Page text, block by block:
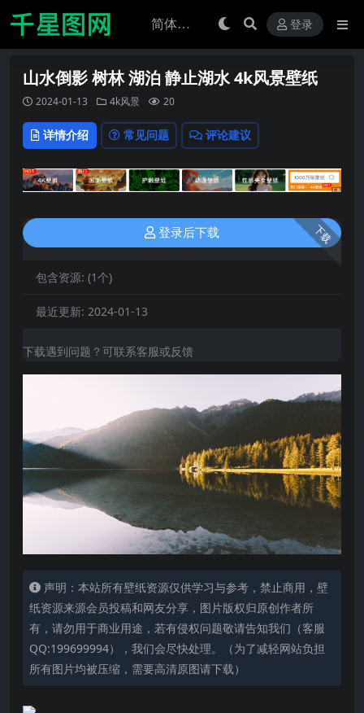
登录
山水倒影 树林 湖泊 静止湖水 4k风景壁纸
2024-01-13 4k风景 20
详情介绍 常见问题 评论建议
下载
登录后下载
包含资源: (1个)
最近更新: 2024-01-13
下载遇到问题？可联系客服或反馈
声明：本站所有壁纸资源仅供学习与参考，禁止商用，壁
纸资源来源会员投稿和网友分享，图片版权归原创作者所
有，请勿用于商业用途，若有侵权问题敬请告知我们（客服
QQ:199699994），我们会尽快处理。（为了减轻网站负担
所有图片均被压缩，需要高清原图请下载）